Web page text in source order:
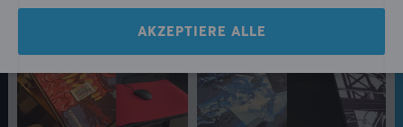
AKZEPTIERE ALLE